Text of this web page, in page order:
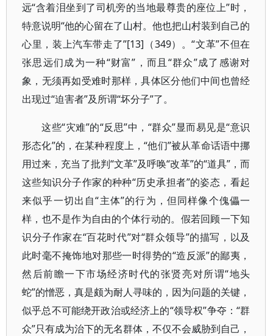
远“含着泪坐到了司机旁的当地最尊贵的座位上”时，
特意说明“他的心留在了山村。他也把山村装到自己的
心里，装上汽车带走了”[13]（349）。“文革”不但在
张思远们成为一种“财富”，而且“群众”成了感谢对
象，无须再如受难时那样，具体区分他们中间也曾经
出现过“迫害者”及所谓“坏分子”了。
这些“灾难”的“反思”中，“群众”显而易见是“意识
形态化”的，在某种程度上，“他们”被从革命话语中挪
用过来，充当了批判“文革”及呼唤“改革”的“道具”，而
这些知识分子作家的种种“历史承担者”的姿态，看起
来似乎一切出自“主体”的行为，但同样像个傀儡一
样，也不是作为自由的个体行动的。假若回顾一下知
识分子作家在“百花时代”对“群众领导”的描写，以及
此时毫不掩饰地对那些一时得势的“造反派”的鄙夷，
然后前瞻一下市场经济时代的张贤亮对所谓“地头
蛇”的憎恶，真是颇为耐人寻味的，因为问题的关键，
似乎总不可能绕开政治或经济上的“领导权”争夺：“群
众”只有成为治下的无名群体，不仅不会威胁到自己，